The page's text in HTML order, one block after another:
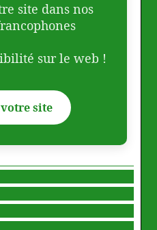
site dans nos
sur le web !
site